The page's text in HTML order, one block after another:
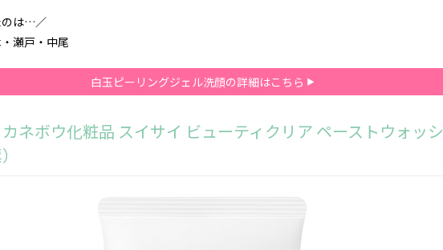
のは…／
瀬戸・中尾
白玉ピーリングジェル洗顔の詳細はこちら
カネボウ化粧品 スイサイ ビューティクリア ペーストウォッシ